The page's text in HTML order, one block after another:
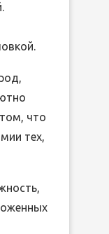
что
тех,
ОПЕРЫ
«ДОЧЬ